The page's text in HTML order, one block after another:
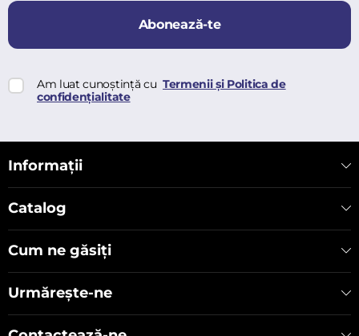
Abonează-te
Am luat cunoștință cu Termenii și Politica de
confidențialitate
Informații
Catalog
Cum ne găsiți
Urmărește-ne